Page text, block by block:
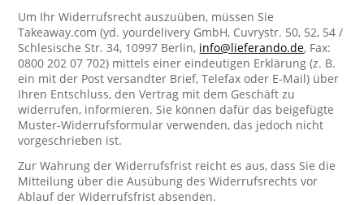
Um Ihr Widerrufsrecht auszuüben, müssen Sie
Takeaway.com (yd. yourdelivery GmbH, Cuvrystr. 50, 52, 54 /
Schlesische Str. 34, 10997 Berlin, info@lieferando.de, Fax:
0800 202 07 702) mittels einer eindeutigen Erklärung (z. B.
ein mit der Post versandter Brief, Telefax oder E-Mail) über
Ihren Entschluss, den Vertrag mit dem Geschäft zu
widerrufen, informieren. Sie können dafür das beigefügte
Muster-Widerrufsformular verwenden, das jedoch nicht
vorgeschrieben ist.
Zur Wahrung der Widerrufsfrist reicht es aus, dass Sie die
Mitteilung über die Ausübung des Widerrufsrechts vor
Ablauf der Widerrufsfrist absenden.